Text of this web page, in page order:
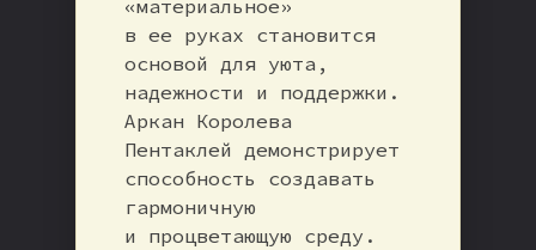
«материальное»
в ее руках становится
основой для уюта,
надежности и поддержки.
Аркан Королева
Пентаклей демонстрирует
способность создавать
гармоничную
и процветающую среду.